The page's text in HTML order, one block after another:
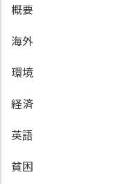
概要
海外
環境
経済
英語
貧困